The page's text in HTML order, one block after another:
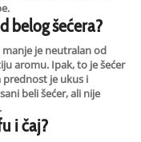
belog šećera?
je neutralan od
aromu. Ipak, to je šećer
je ukus i
beli šećer, ali nije
i čaj?